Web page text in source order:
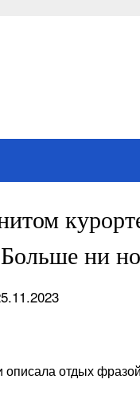
ни
описала отдых